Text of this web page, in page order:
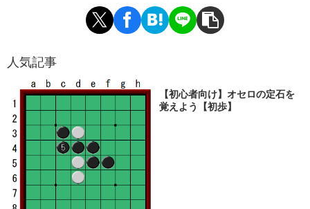
人気記事
【初心者向け】オセロの定石を
覚えよう【初歩】